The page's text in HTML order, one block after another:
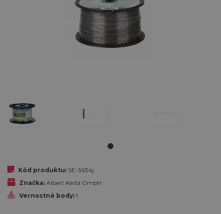
Kód produktu: SE-3634j
Značka: Albert Kerbl GmbH
Vernostné body: 1